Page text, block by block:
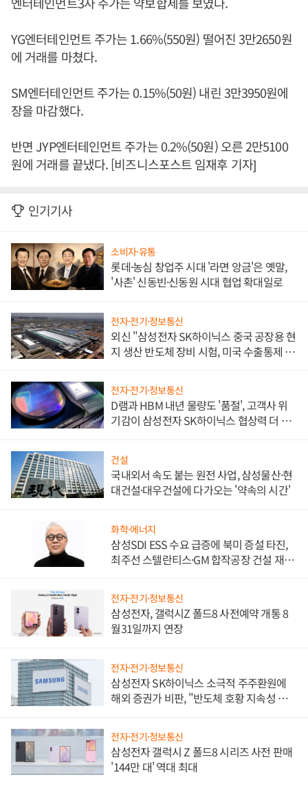
YG엔터테인먼트 주가는 1.66%(550원) 떨어진 3만2650원
에 거래를 마쳤다.
SM엔터테인먼트 주가는 0.15%(50원) 내린 3만3950원에
장을 마감했다.
반면 JYP엔터테인먼트 주가는 0.2%(50원) 오른 2만5100
원에 거래를 끝냈다. [비즈니스포스트 임재후 기자]
인기기사
소비자·유통
롯데·농심 창업주 시대 '라면 앙금'은 옛말,
'사촌' 신동빈·신동원 시대 협업 확대일로
전자·전기·정보통신
외신 "삼성전자 SK하이닉스 중국 공장용 현
지 생산 반도체 장비 시험, 미국 수출통제 대
전자·전기·정보통신
D램과 HBM 내년 물량도 '품절', 고객사 위
기감이 삼성전자 SK하이닉스 협상력 더 키
건설
국내외서 속도 붙는 원전 사업, 삼성물산·현
대건설·대우건설에 다가오는 '약속의 시간'
화학·에너지
삼성SDI ESS 수요 급증에 북미 증설 타진,
최주선 스텔란티스·GM 합작공장 건설 재추
전자·전기·정보통신
삼성전자, 갤럭시Z 폴드8 사전예약 개통 8
월31일까지 연장
전자·전기·정보통신
삼성전자 SK하이닉스 소극적 주주환원에
해외 증권가 비판, "반도체 호황 지속성 의
전자·전기·정보통신
삼성전자 갤럭시 Z 폴드8 시리즈 사전 판매
'144만 대' 역대 최대